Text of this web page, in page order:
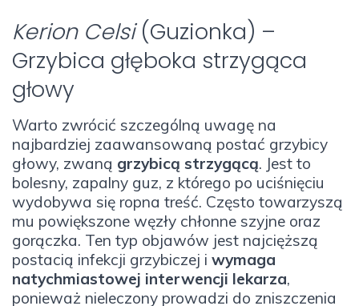
Kerion Celsi(Guzionka) –
Grzybica głęboka strzygąca
głowy
Warto zwrócić szczególną uwagę na
najbardziej zaawansowaną postać grzybicy
głowy, zwaną grzybicą strzygącą. Jest to
bolesny, zapalny guz, z którego po uciśnięciu
wydobywa się ropna treść. Często towarzyszą
mu powiększone węzły chłonne szyjne oraz
gorączka. Ten typ objawów jest najcięższą
postacią infekcji grzybiczej i wymaga
natychmiastowej interwencji lekarza,
ponieważ nieleczony prowadzi do zniszczenia